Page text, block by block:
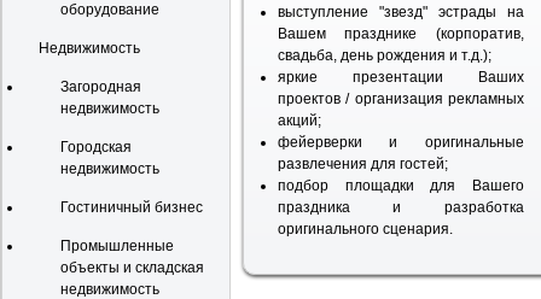
оборудование
Недвижимость
Загородная
недвижимость
Городская
недвижимость
Гостиничный бизнес
Промышленные
объекты и складская
недвижимость
выступление "звезд" эстрады на
Вашем празднике (корпоратив,
свадьба, день рождения и т.д.);
яркие презентации Ваших
проектов / организация рекламных
акций;
фейерверки и оригинальные
развлечения для гостей;
подбор площадки для Вашего
праздника и разработка
оригинального сценария.